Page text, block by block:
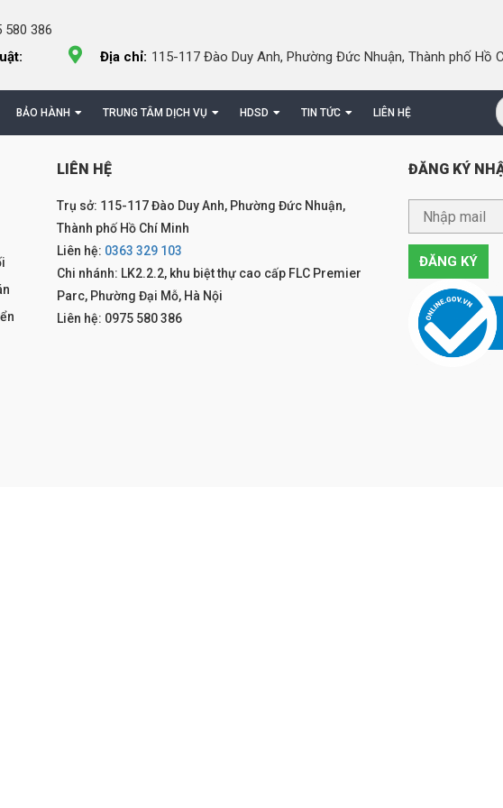
580 386
Địa chỉ: 115-117 Đào Duy Anh, Phường Đức Nhuận, Thành phố Hồ
BẢO HÀNH TRUNG TÂM DỊCH VỤ HDSD TIN TỨC LIÊN HỆ
LIÊN HỆ
Trụ sở: 115-117 Đào Duy Anh, Phường Đức Nhuận,
Thành phố Hồ Chí Minh
Liên hệ: 0363 329 103
Chi nhánh: LK2.2.2, khu biệt thự cao cấp FLC Premier
Parc, Phường Đại Mỗ, Hà Nội
Liên hệ: 0975 580 386
ĐĂNG KÝ